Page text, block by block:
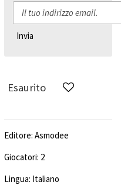
Invia
Esaurito
Editore: Asmodee
Giocatori: 2
Lingua: Italiano